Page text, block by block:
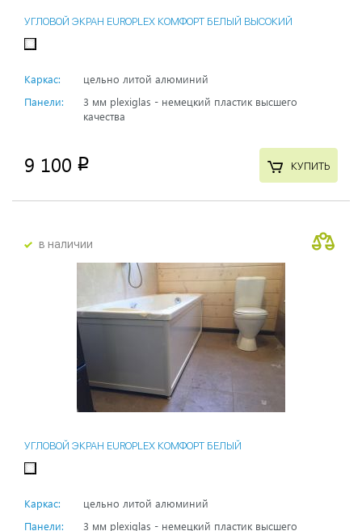
УГЛОВОЙ ЭКРАН EUROPLEX КОМФОРТ БЕЛЫЙ ВЫСОКИЙ
Каркас:
цельно литой алюминий
Панели:
3 мм plexiglas - немецкий пластик высшего
качества
9 100 p КУПИТЬ
в наличии
УГЛОВОЙ ЭКРАН EUROPLEX КОМФОРТ БЕЛЫЙ
Каркас:
цельно литой алюминий
Панели:
3 мм plexiglas - немецкий пластик высшего